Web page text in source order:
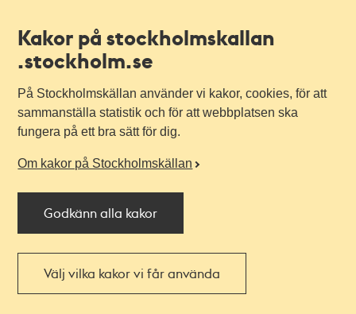
Kakor på stockholmskallan
.stockholm.se
På Stockholmskällan använder vi kakor, cookies, för att
sammanställa statistik och för att webbplatsen ska
fungera på ett bra sätt för dig.
Om kakor på Stockholmskällan
Godkänn alla kakor
Välj vilka kakor vi får använda